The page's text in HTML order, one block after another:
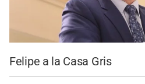
Felipe a la Casa Gris